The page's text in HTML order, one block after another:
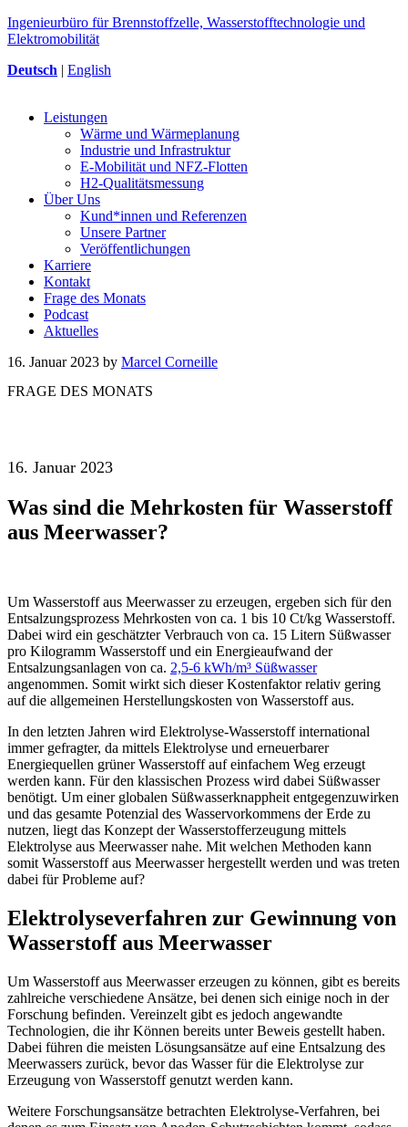
Ingenieurbüro für Brennstoffzelle, Wasserstofftechnologie und
Elektromobilität
Deutsch | English
Leistungen
Wärme und Wärmeplanung
Industrie und Infrastruktur
E-Mobilität und NFZ-Flotten
H2-Qualitätsmessung
Über Uns
Kund*innen und Referenzen
Unsere Partner
Veröffentlichungen
Karriere
Kontakt
Frage des Monats
Podcast
Aktuelles
16. Januar 2023 by Marcel Corneille
FRAGE DES MONATS
16. Januar 2023
Was sind die Mehrkosten für Wasserstoff
aus Meerwasser?
Um Wasserstoff aus Meerwasser zu erzeugen, ergeben sich für den
Entsalzungsprozess Mehrkosten von ca. 1 bis 10 Ct/kg Wasserstoff.
Dabei wird ein geschätzter Verbrauch von ca. 15 Litern Süßwasser
pro Kilogramm Wasserstoff und ein Energieaufwand der
Entsalzungsanlagen von ca. 2,5-6 kWh/m³ Süßwasser
angenommen. Somit wirkt sich dieser Kostenfaktor relativ gering
auf die allgemeinen Herstellungskosten von Wasserstoff aus.
In den letzten Jahren wird Elektrolyse-Wasserstoff international
immer gefragter, da mittels Elektrolyse und erneuerbarer
Energiequellen grüner Wasserstoff auf einfachem Weg erzeugt
werden kann. Für den klassischen Prozess wird dabei Süßwasser
benötigt. Um einer globalen Süßwasserknappheit entgegenzuwirken
und das gesamte Potenzial des Wasservorkommens der Erde zu
nutzen, liegt das Konzept der Wasserstofferzeugung mittels
Elektrolyse aus Meerwasser nahe. Mit welchen Methoden kann
somit Wasserstoff aus Meerwasser hergestellt werden und was treten
dabei für Probleme auf?
Elektrolyseverfahren zur Gewinnung von
Wasserstoff aus Meerwasser
Um Wasserstoff aus Meerwasser erzeugen zu können, gibt es bereits
zahlreiche verschiedene Ansätze, bei denen sich einige noch in der
Forschung befinden. Vereinzelt gibt es jedoch angewandte
Technologien, die ihr Können bereits unter Beweis gestellt haben.
Dabei führen die meisten Lösungsansätze auf eine Entsalzung des
Meerwassers zurück, bevor das Wasser für die Elektrolyse zur
Erzeugung von Wasserstoff genutzt werden kann.
Weitere Forschungsansätze betrachten Elektrolyse-Verfahren, bei